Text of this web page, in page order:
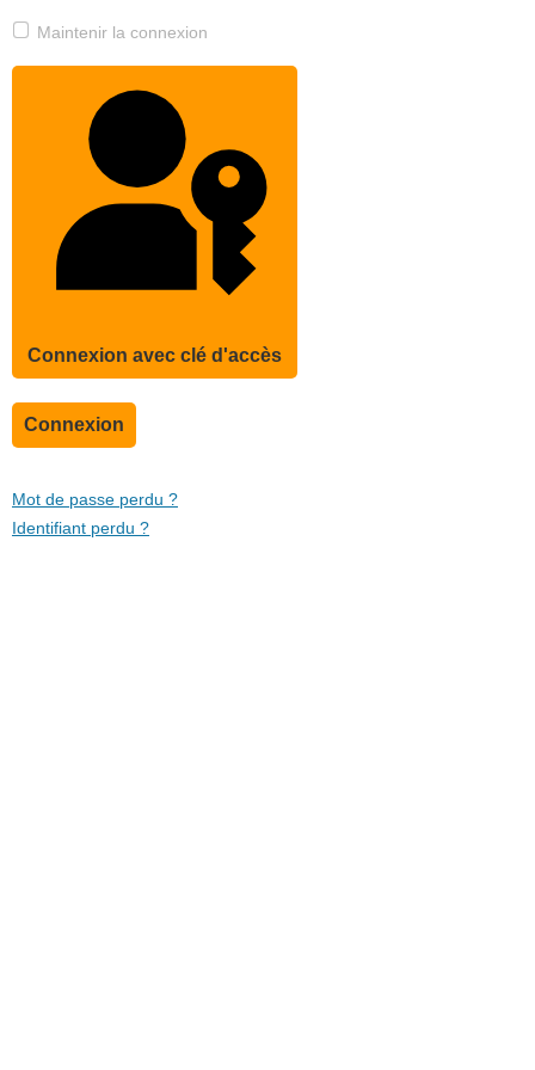
Maintenir la connexion
Connexion avec clé d'accès
Connexion
Mot de passe perdu ?
Identifiant perdu ?